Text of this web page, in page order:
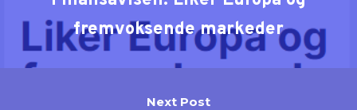
fremvoksende markeder
Next Post